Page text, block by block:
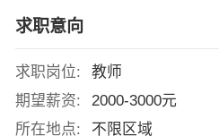
求职意向
求职岗位:
教师
期望薪资:
2000-3000元
所在地点:
不限区域